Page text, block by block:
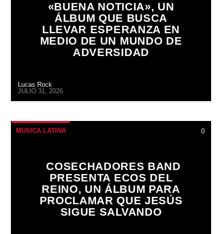
«BUENA NOTICIA», UN
ÁLBUM QUE BUSCA
LLEVAR ESPERANZA EN
MEDIO DE UN MUNDO DE
ADVERSIDAD
Lucas Rock
JULIO 31, 2026
MÚSICA LATINA 0
COSECHADORES BAND
PRESENTA ECOS DEL
REINO, UN ÁLBUM PARA
PROCLAMAR QUE JESÚS
SIGUE SALVANDO